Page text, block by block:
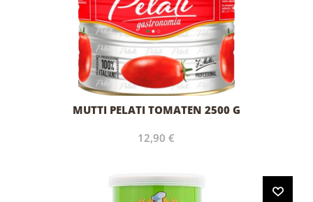
MUTTI PELATI TOMATEN 2500 G
12,90 €